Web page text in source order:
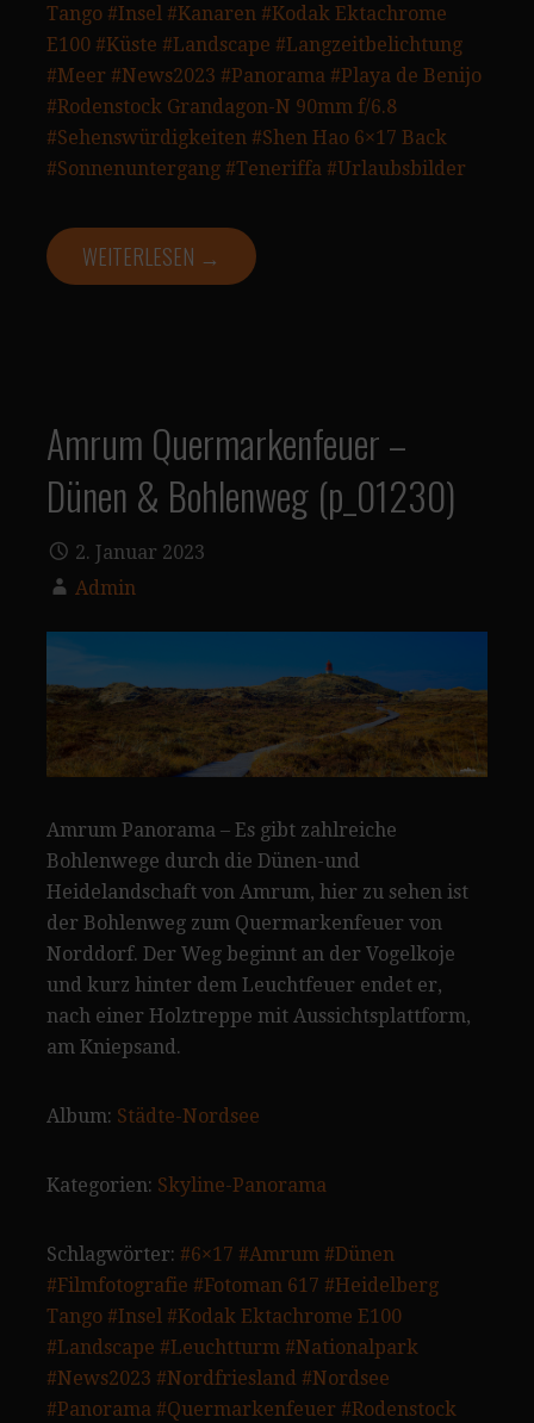
Tango #Insel #Kanaren #Kodak Ektachrome
E100 #Küste #Landscape #Langzeitbelichtung
#Meer #News2023 #Panorama #Playa de Benijo
#Rodenstock Grandagon-N 90mm f/6.8
#Sehenswürdigkeiten #Shen Hao 6×17 Back
#Sonnenuntergang #Teneriffa #Urlaubsbilder
WEITERLESEN →
Amrum Quermarkenfeuer –
Dünen & Bohlenweg (p_01230)
2. Januar 2023
Admin
Amrum Panorama – Es gibt zahlreiche
Bohlenwege durch die Dünen-und
Heidelandschaft von Amrum, hier zu sehen ist
der Bohlenweg zum Quermarkenfeuer von
Norddorf. Der Weg beginnt an der Vogelkoje
und kurz hinter dem Leuchtfeuer endet er,
nach einer Holztreppe mit Aussichtsplattform,
am Kniepsand.
Album: Städte-Nordsee
Kategorien: Skyline-Panorama
Schlagwörter: #6×17 #Amrum #Dünen
#Filmfotografie #Fotoman 617 #Heidelberg
Tango #Insel #Kodak Ektachrome E100
#Landscape #Leuchtturm #Nationalpark
#News2023 #Nordfriesland #Nordsee
#Panorama #Quermarkenfeuer #Rodenstock